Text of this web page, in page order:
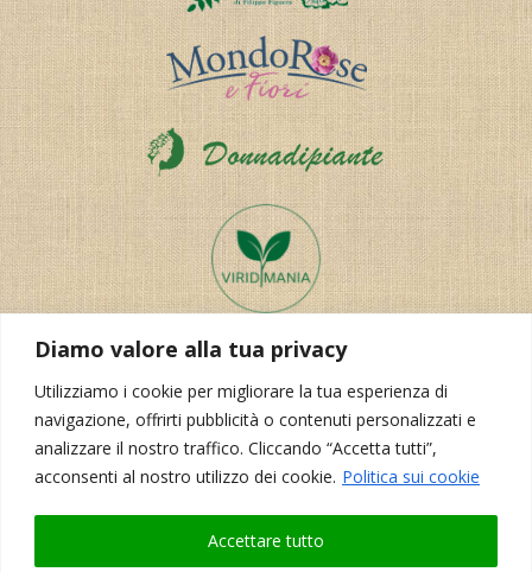
Diamo valore alla tua privacy
Utilizziamo i cookie per migliorare la tua esperienza di
navigazione, offrirti pubblicità o contenuti personalizzati e
analizzare il nostro traffico. Cliccando “Accetta tutti”,
acconsenti al nostro utilizzo dei cookie. Politica sui cookie
Accettare tutto
Realizzazione del sito:Korporal Webdesign